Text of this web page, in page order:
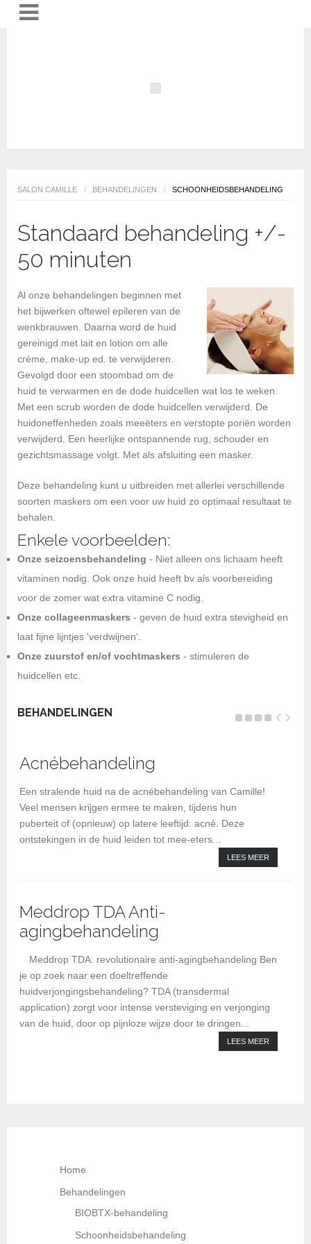
SALON CAMILLE / BEHANDELINGEN / SCHOONHEIDSBEHANDELING
Standaard behandeling +/-
50 minuten
Al onze behandelingen beginnen met
het bijwerken oftewel epileren van de
wenkbrauwen. Daarna word de huid
gereinigd met lait en lotion om alle
crème, make-up ed. te verwijderen.
Gevolgd door een stoombad om de
huid te verwarmen en de dode huidcellen wat los te weken.
Met een scrub worden de dode huidcellen verwijderd. De
huidoneffenheden zoals meeëters en verstopte poriën worden
verwijderd. Een heerlijke ontspannende rug, schouder en
gezichtsmassage volgt. Met als afsluiting een masker.
Deze behandeling kunt u uitbreiden met allerlei verschillende
soorten maskers om een voor uw huid zo optimaal resultaat te
behalen.
Enkele voorbeelden:
Onze seizoensbehandeling - Niet alleen ons lichaam heeft
vitaminen nodig. Ook onze huid heeft bv als voorbereiding
voor de zomer wat extra vitamine C nodig.
Onze collageenmaskers - geven de huid extra stevigheid en
laat fijne lijntjes 'verdwijnen'.
Onze zuurstof en/of vochtmaskers - stimuleren de
huidcellen etc.
BEHANDELINGEN
Acnébehandeling
Een stralende huid na de acnébehandeling van Camille!
Veel mensen krijgen ermee te maken, tijdens hun
puberteit of (opnieuw) op latere leeftijd: acné. Deze
ontstekingen in de huid leiden tot mee-eters...
LEES MEER
Meddrop TDA Anti-
agingbehandeling
Meddrop TDA: revolutionaire anti-agingbehandeling Ben
je op zoek naar een doeltreffende
huidverjongingsbehandeling? TDA (transdermal
application) zorgt voor intense versteviging en verjonging
van de huid, door op pijnloze wijze door te dringen...
LEES MEER
Home
Behandelingen
BIOBTX-behandeling
Schoonheidsbehandeling